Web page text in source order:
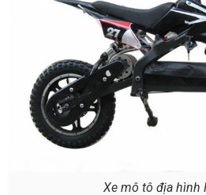
Xe mô tô địa hình